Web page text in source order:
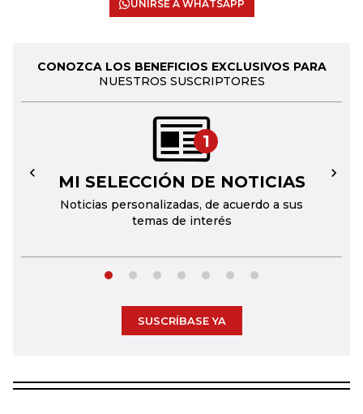
UNIRSE A WHATSAPP
CONOZCA LOS BENEFICIOS EXCLUSIVOS PARA
NUESTROS SUSCRIPTORES
1
MI SELECCIÓN DE NOTICIAS
Noticias personalizadas, de acuerdo a sus
temas de interés
← →
SUSCRÍBASE YA